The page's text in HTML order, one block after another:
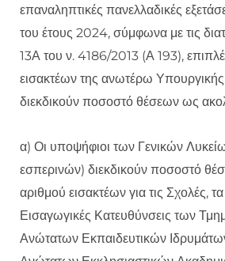
επαναληπτικές πανελλαδικές
του έτους 2024, σύμφωνα με τις
13Α του ν. 4186/2013 (Α 193),
εισακτέων της ανωτέρω
διεκδικούν ποσοστό θέσεων ως
α) Οι υποψήφιοι των Γενικών
εσπερινών) διεκδικούν ποσοστό
αριθμού εισακτέων για τις Σχολές,
Εισαγωγικές Κατευθύνσεις των
Ανώτατων Εκπαιδευτικών